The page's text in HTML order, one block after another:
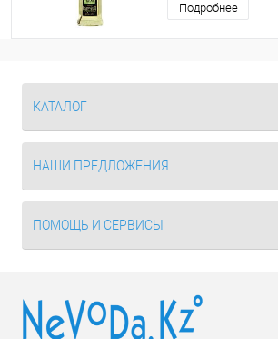
Подробнее
КАТАЛОГ
НАШИ ПРЕДЛОЖЕНИЯ
ПОМОЩЬ И СЕРВИСЫ